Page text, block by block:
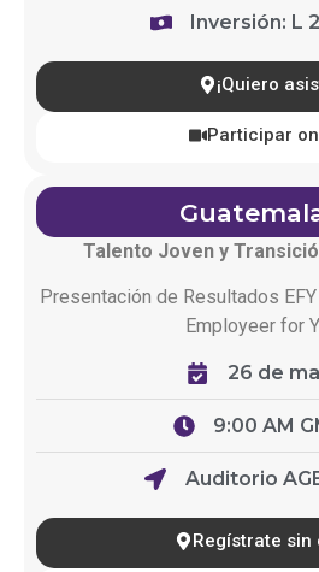
Inversión: L
¡Quiero
Participar
Talento Joven y
Presentación de Resultados EFY
Employeerfor
26 de
9:00 AM
Auditorio
Regístrate sin